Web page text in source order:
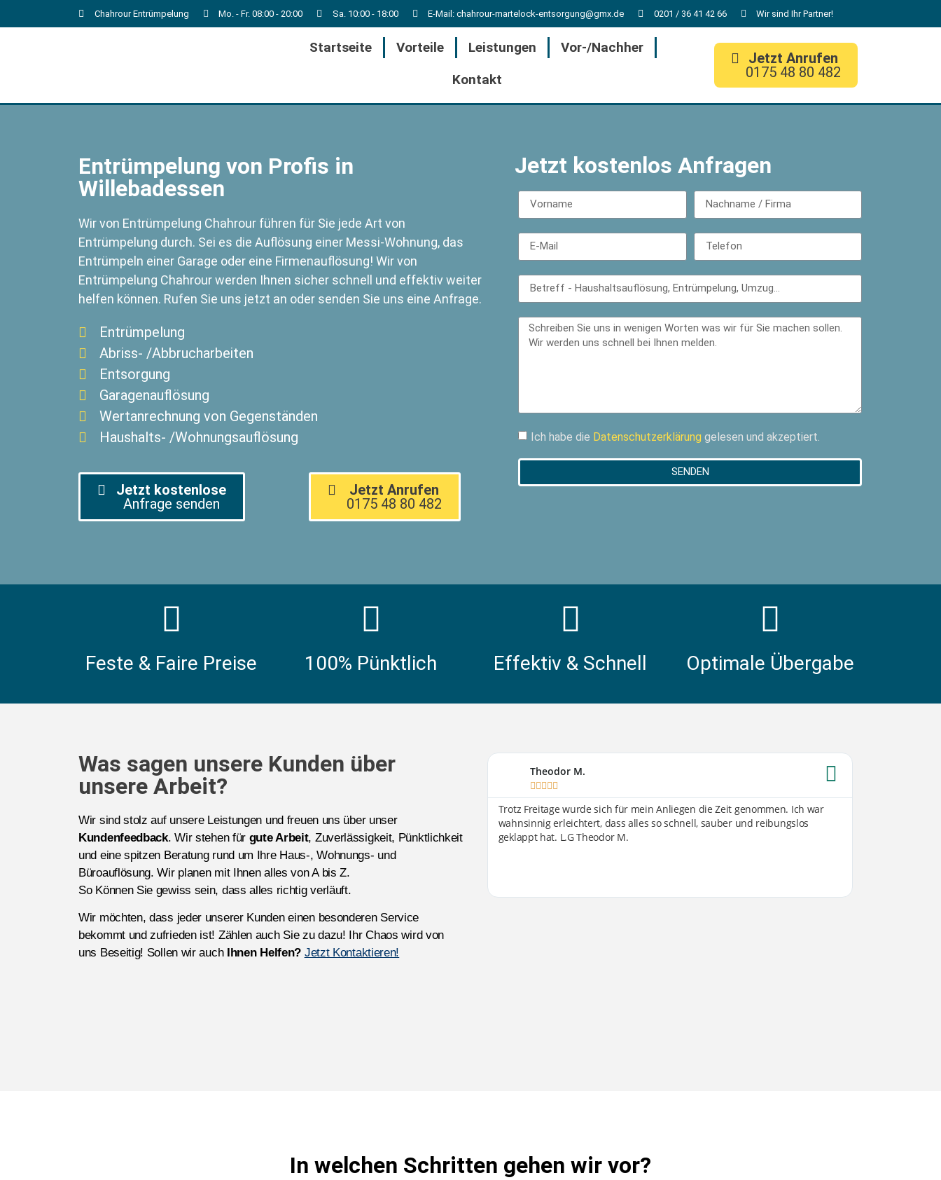
Chahrour Entrümpelung Mo. - Fr. 08:00 - 20:00 Sa. 10:00 - 18:00 E-Mail: chahrour-martelock-entsorgung@gmx.de 0201 / 36 41 42 66 Wir sind Ihr Partner!
Startseite Vorteile Leistungen
Vor-/Nachher
Kontakt
Jetzt Anrufen
0175 48 80 482
Entrümpelung von Profis in
Willebadessen
Wir von Entrümpelung Chahrour führen für Sie jede Art von
Entrümpelung durch. Sei es die Auflösung einer Messi-Wohnung, das
Entrümpeln einer Garage oder eine Firmenauflösung! Wir von
Entrümpelung Chahrour werden Ihnen sicher schnell und effektiv weiter
helfen können. Rufen Sie uns jetzt an oder senden Sie uns eine Anfrage.
Entrümpelung
Abriss- /Abbrucharbeiten
Entsorgung
Garagenauflösung
Wertanrechnung von Gegenständen
Haushalts- /Wohnungsauflösung
Jetzt kostenlose
Anfrage senden
Jetzt Anrufen
0175 48 80 482
Jetzt kostenlos Anfragen
Ich habe die Datenschutzerklärung gelesen und akzeptiert.
SENDEN
Feste & Faire Preise 100% Pünktlich Effektiv & Schnell Optimale Übergabe
Was sagen unsere Kunden über
unsere Arbeit?
Wir sind stolz auf unsere Leistungen und freuen uns über unser
Kundenfeedback. Wir stehen für gute Arbeit, Zuverlässigkeit, Pünktlichkeit
und eine spitzen Beratung rund um Ihre Haus-, Wohnungs- und
Büroauflösung. Wir planen mit Ihnen alles von A bis Z.
So Können Sie gewiss sein, dass alles richtig verläuft.
Wir möchten, dass jeder unserer Kunden einen besonderen Service
bekommt und zufrieden ist! Zählen auch Sie zu dazu! Ihr Chaos wird von
uns Beseitig! Sollen wir auch
Ihnen Helfen? Jetzt Kontaktieren!
Theodor M.
    
Trotz Freitage wurde sich für mein Anliegen die Zeit genommen. Ich war
wahnsinnig erleichtert, dass alles so schnell, sauber und reibungslos
geklappt hat. L.G Theodor M.
In welchen Schritten gehen wir vor?